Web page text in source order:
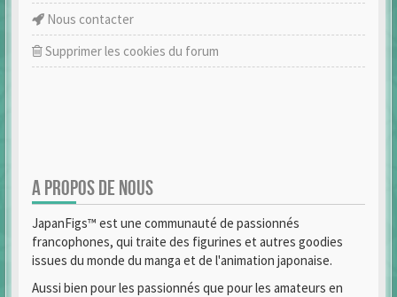
Nous contacter
Supprimer les cookies du forum
A PROPOS DE NOUS
JapanFigs™ est une communauté de passionnés
francophones, qui traite des figurines et autres goodies
issues du monde du manga et de l'animation japonaise.
Aussi bien pour les passionnés que pour les amateurs en